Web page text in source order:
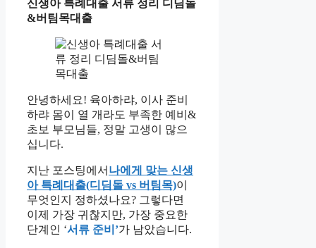
신생아 특례대출 서류 정리 디딤돌
&버팀목대출
안녕하세요! 육아하랴, 이사 준비
하랴 몸이 열 개라도 부족한 예비&
초보 부모님들, 정말 고생이 많으
십니다.
지난 포스팅에서 나에게 맞는 신생
아 특례대출(디딤돌 vs 버팀목)이
무엇인지 정하셨나요? 그렇다면
이제 가장 귀찮지만, 가장 중요한
단계인 ‘서류 준비’가 남았습니다.